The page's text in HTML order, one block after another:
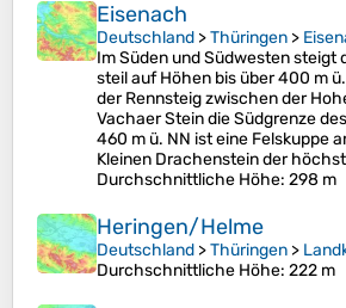
Eisenach
Deutschland >Thüringen >
Im Süden und Südwesten steigt
steil auf Höhen bis über 400 m
der Rennsteig zwischen der
Vachaer Stein die Südgrenze
460 m ü. NN ist eine Felskuppe
Kleinen Drachenstein der
Durchschnittliche Höhe: 298 m
Heringen/Helme
Deutschland >Thüringen >
Durchschnittliche Höhe: 222 m